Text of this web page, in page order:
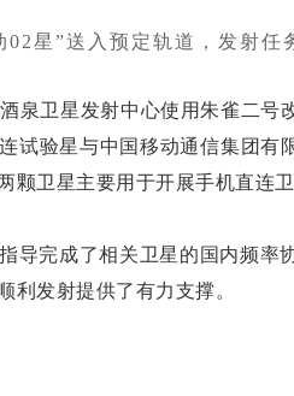
02星”送入预定轨道，发射任
卫星发射中心使用朱雀二号
试验星与中国移动通信集团有
颗卫星主要用于开展手机直连
完成了相关卫星的国内频率
利发射提供了有力支撑。